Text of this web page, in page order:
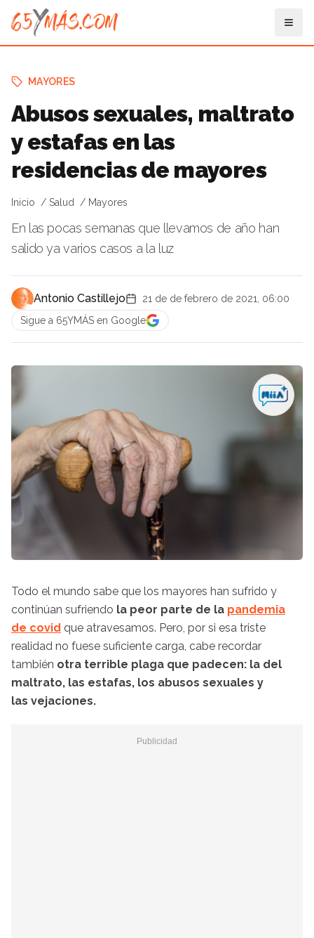
MAYORES
Abusos sexuales, maltrato
y estafas en las
residencias de mayores
Inicio Salud Mayores
En las pocas semanas que llevamos de año han
salido ya varios casos a la luz
Antonio Castillejo
21 de de febrero de 2021, 06:00
Sigue a 65YMÁS en Google
Todo el mundo sabe que los mayores han sufrido y
continúan sufriendo la peor parte de la pandemia
de covid que atravesamos. Pero, por si esa triste
realidad no fuese suficiente carga, cabe recordar
también otra terrible plaga que padecen: la del
maltrato, las estafas, los abusos sexuales y
las vejaciones.